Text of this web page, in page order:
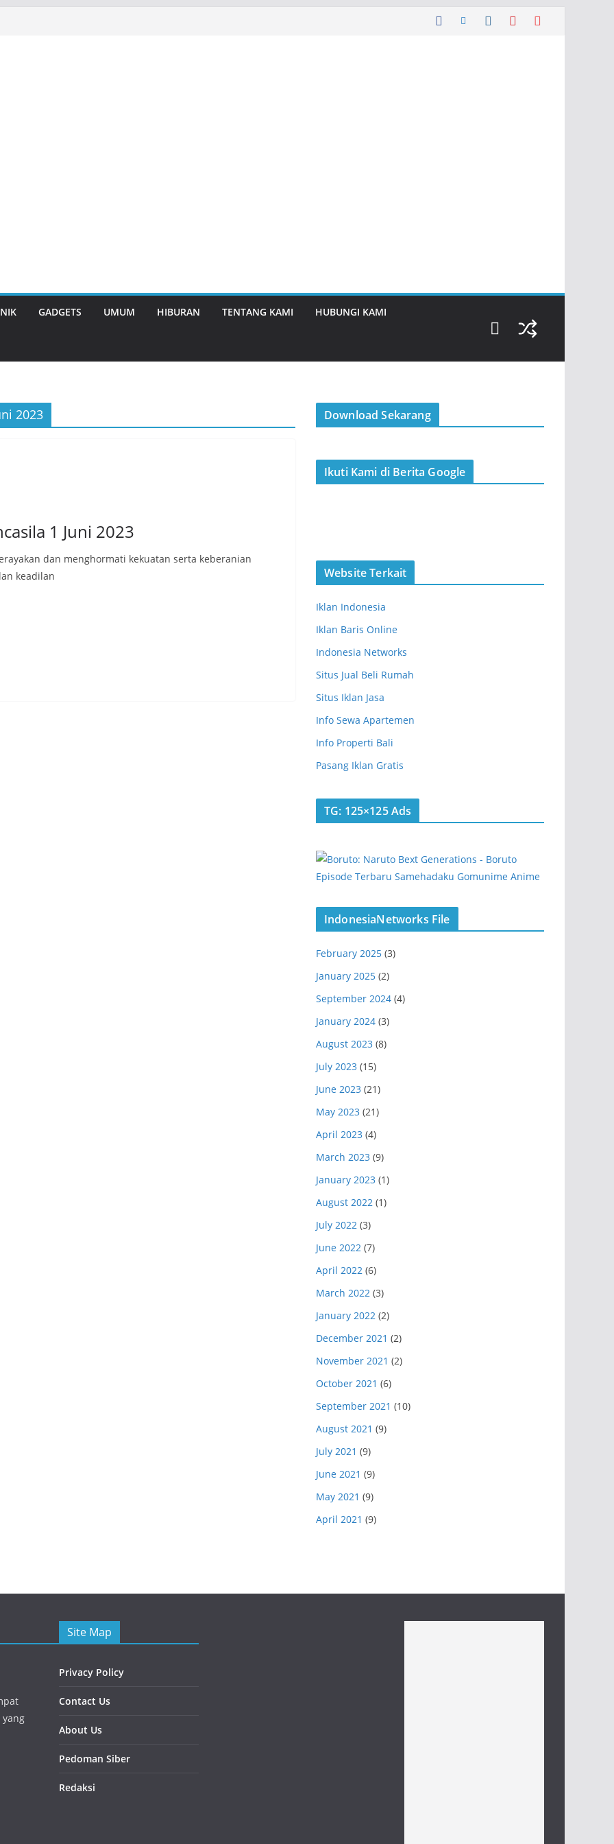
GADGETS UMUM HIBURAN TENTANG KAMI HUBUNGI KAMI
2023
1 Juni 2023
dan menghormati kekuatan serta keberanian
keadilan
Download Sekarang
Ikuti Kami di Berita Google
Website Terkait
Iklan Indonesia
Iklan Baris Online
Indonesia Networks
Situs Jual Beli Rumah
Situs Iklan Jasa
Info Sewa Apartemen
Info Properti Bali
Pasang Iklan Gratis
TG: 125×125 Ads
IndonesiaNetworks File
February 2025 (3)
January 2025 (2)
September 2024 (4)
January 2024 (3)
August 2023 (8)
July 2023 (15)
June 2023 (21)
May 2023 (21)
April 2023 (4)
March 2023 (9)
January 2023 (1)
August 2022 (1)
July 2022 (3)
June 2022 (7)
April 2022 (6)
March 2022 (3)
January 2022 (2)
December 2021 (2)
November 2021 (2)
October 2021 (6)
September 2021 (10)
August 2021 (9)
July 2021 (9)
June 2021 (9)
May 2021 (9)
April 2021 (9)
Site Map
Privacy Policy
Contact Us
About Us
Pedoman Siber
Redaksi